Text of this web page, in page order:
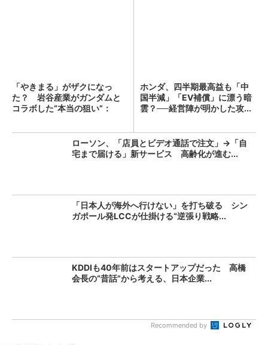
「やきまる」がザクになっ
た？ 岩谷産業がガンダムと
コラボした“本当の狙い”：
ホンダ、四半期最高益も「中
国半減」「EV補償」に漂う暗
雲？──経営陣が明かした攻...
ローソン、「店員とビデオ通話で注文」→「自
宅まで届ける」新サービス 高齢化が進む...
「日本人が海外へ行けない」を打ち破る シン
ガポール発LCCが仕掛ける“逆張り戦略...
KDDIも40年前はスタートアップだった 高橋
会長の“昔話”から考える、日本企業...
Recommended by